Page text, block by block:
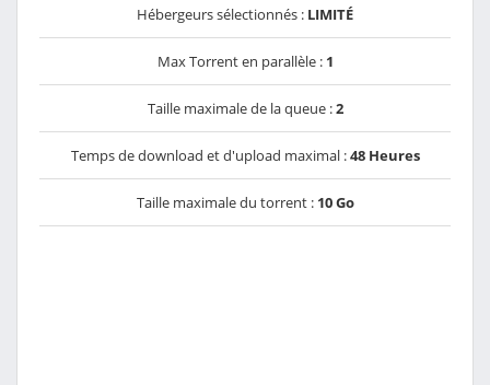
Hébergeurs sélectionnés : LIMITÉ
Max Torrent en parallèle : 1
Taille maximale de la queue :2
Temps de download et d'upload maximal :48 Heures
Taille maximale du torrent : 10 Go